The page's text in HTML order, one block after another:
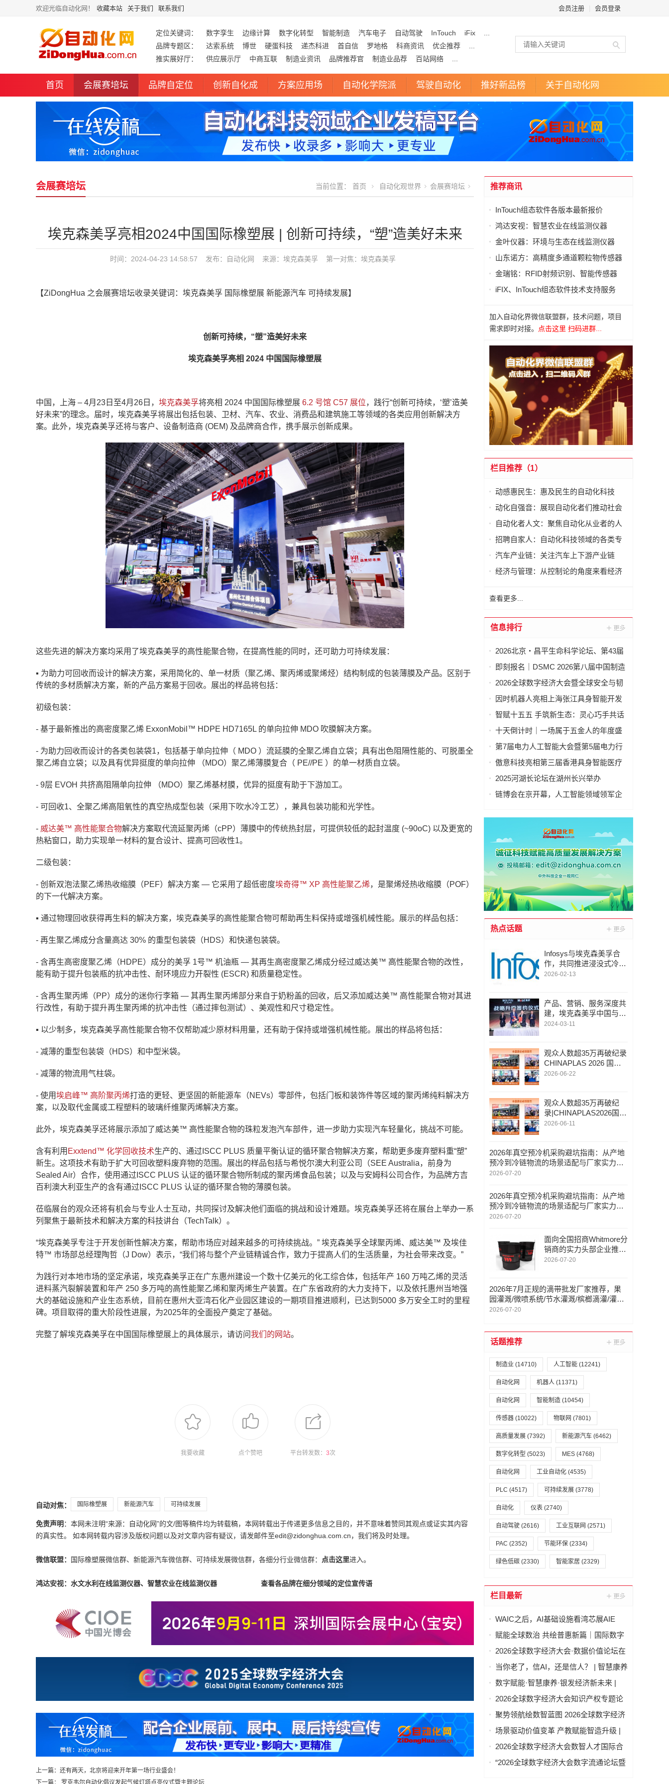
欢迎光临自动化网！ 收藏本站 关于我们 联系我们 会员注册 会员登录
定位关键词： 数字孪生 边缘计算 数字化转型 智能制造 汽车电子 自动驾驶 InTouch iFix
品牌专题区：
达索系统 博世 硬蛋科技 递杰科进 首自信 罗地格 科商资讯 优企推荐
推实展好厅：
供应展示厅 中商互联 制造业资讯 品牌推荐官 制造业品荐 百站网络
首页 会展赛培坛 品牌自定位 创新自化成 方案应用场 自动化学院派 驾驶自动化 推好新品榜 关于自动化网
会展赛培坛 当前位置： 首页 自动化观世界 会展赛培坛
埃克森美孚亮相2024中国国际橡塑展 | 创新可持续，“塑”造美好未来
时间：2024-04-23 14:58:57 发布： 自动化网 来源：埃克森美孚 第一对焦： 埃克森美孚
【ZiDongHua 之会展赛培坛收录关键词：埃克森美孚 国际橡塑展 新能源汽车 可持续发展】
创新可持续，“塑”造美好未来
埃克森美孚亮相 2024 中国国际橡塑展
中国，上海 – 4月23日至4月26日， 埃克森美孚将亮相 2024 中国国际橡塑展 6.2 号馆 C57 展位，践行“创新可持续，‘塑’造美
好未来”的理念。届时，埃克森美孚将展出包括包装、卫材、汽车、农业、消费品和建筑施工等领域的各类应用创新解决方
案。此外，埃克森美孚还将与客户、设备制造商 (OEM) 及品牌商合作，携手展示创新成果。
这些先进的解决方案均采用了埃克森美孚的高性能聚合物，在提高性能的同时，还可助力可持续发展：
▪ 为助力可回收而设计的解决方案，采用简化的、单一材质（聚乙烯、聚丙烯或聚烯烃）结构制成的包装薄膜及产品。区别于
传统的多材质解决方案，新的产品方案易于回收。展出的样品将包括：
初级包装：
- 基于最新推出的高密度聚乙烯 ExxonMobil™ HDPE HD7165L 的单向拉伸 MDO 吹膜解决方案。
- 为助力回收而设计的各类包装袋1，包括基于单向拉伸（ MDO ）流延膜的全聚乙烯自立袋；具有出色阻隔性能的、可脱墨全
聚乙烯自立袋；以及具有优异挺度的单向拉伸 （MDO）聚乙烯薄膜复合（ PE//PE ）的单一材质自立袋。
- 9层 EVOH 共挤高阻隔单向拉伸 （MDO）聚乙烯基材膜，优异的挺度有助于下游加工。
- 可回收1、全聚乙烯高阻氧性的真空热成型包装（采用下吹水冷工艺），兼具包装功能和光学性。
- 威达美™ 高性能聚合物解决方案取代流延聚丙烯（cPP）薄膜中的传统热封层，可提供较低的起封温度 (~90oC) 以及更宽的
热粘窗口，助力实现单一材料的复合设计、提高可回收性1。
二级包装：
- 创新双泡法聚乙烯热收缩膜（PEF）解决方案 — 它采用了超低密度埃奇得™ XP 高性能聚乙烯，是聚烯烃热收缩膜（POF）
的下一代解决方案。
▪ 通过物理回收获得再生料的解决方案，埃克森美孚的高性能聚合物可帮助再生料保持或增强机械性能。展示的样品包括：
- 再生聚乙烯成分含量高达 30% 的重型包装袋（HDS）和快递包装袋。
- 含再生高密度聚乙烯（HDPE）成分的美孚 1号™ 机油瓶 — 其再生高密度聚乙烯成分经过威达美™ 高性能聚合物的改性，
能有助于提升包装瓶的抗冲击性、耐环境应力开裂性 (ESCR) 和质量稳定性。
- 含再生聚丙烯（PP）成分的迷你行李箱 — 其再生聚丙烯部分来自于奶粉盖的回收，后又添加威达美™ 高性能聚合物对其进
行改性，有助于提升再生聚丙烯的抗冲击性（通过摔包测试）、美观性和尺寸稳定性。
▪ 以少制多，埃克森美孚高性能聚合物不仅帮助减少原材料用量，还有助于保持或增强机械性能。展出的样品将包括：
- 减薄的重型包装袋（HDS）和中型米袋。
- 减薄的物流用气柱袋。
- 使用埃启峰™ 高阶聚丙烯打造的更轻、更坚固的新能源车（NEVs）零部件，包括门板和装饰件等区域的聚丙烯纯料解决方
案，以及取代金属或工程塑料的玻璃纤维聚丙烯解决方案。
此外，埃克森美孚还将展示添加了威达美™ 高性能聚合物的珠粒发泡汽车部件，进一步助力实现汽车轻量化，挑战不可能。
含有利用 Exxtend™ 化学回收技术生产的、通过ISCC PLUS 质量平衡认证的循环聚合物解决方案，帮助更多废弃塑料重“塑”
新生。这项技术有助于扩大可回收塑料废弃物的范围。展出的样品包括与希悦尔澳大利亚公司（SEE Australia，前身为
Sealed Air）合作，使用通过ISCC PLUS 认证的循环聚合物所制成的聚丙烯食品包装；以及与安姆科公司合作，为品牌方吉
百利澳大利亚生产的含有通过ISCC PLUS 认证的循环聚合物的薄膜包装。
莅临展台的观众还将有机会与专业人士互动，共同探讨及解决他们面临的挑战和设计难题。埃克森美孚还将在展台上举办一系
列聚焦于最新技术和解决方案的科技讲台（TechTalk）。
“埃克森美孚专注于开发创新性解决方案，帮助市场应对越来越多的可持续挑战。” 埃克森美孚全球聚丙烯、威达美™ 及埃佳
特™ 市场部总经理陶哲（J Dow）表示，“我们将与整个产业链精诚合作，致力于提高人们的生活质量，为社会带来改变。”
为践行对本地市场的坚定承诺，埃克森美孚正在广东惠州建设一个数十亿美元的化工综合体，包括年产 160 万吨乙烯的灵活
进料蒸汽裂解装置和年产 250 多万吨的高性能聚乙烯和聚丙烯生产装置。在广东省政府的大力支持下，以及依托惠州当地强
大的基础设施和产业生态系统，目前在惠州大亚湾石化产业园区建设的一期项目推进顺利，已达到5000 多万安全工时的里程
碑。项目取得的重大阶段性进展，为2025年的全面投产奠定了基础。
完整了解埃克森美孚在中国国际橡塑展上的具体展示，请访问我们的网站。
我要收藏 点个赞吧 平台转发数： 3次
自动对焦： 国际橡塑展 新能源汽车 可持续发展
免责声明 ：本网未注明“来源：自动化网”的文/图等稿件均为转载稿，本网转载出于传递更多信息之目的，并不意味着赞同其观点或证实其内容
的真实性。 如本网转载内容涉及版权问题以及对文章内容有疑议，请发邮件至edit@zidonghua.com.cn，我们将及时处理。
微信联盟： 国际橡塑展微信群、新能源汽车微信群、可持续发展微信群，各细分行业微信群： 点击这里进入。
鸿达安视：水文水利在线监测仪器、智慧农业在线监测仪器 查看各品牌在细分领域的定位宣传语
上一篇： 还有两天，北京将迎来开年第一场行业盛会！
下一篇： 罗克韦尔自动化倡议发起气候灯塔点亮仪式暨主题论坛
推荐商讯
InTouch组态软件各版本最新报价
鸿达安视：智慧农业在线监测仪器
金叶仪器：环境与生态在线监测仪器
山东诺方：高精度多通道颗粒物传感器
金瑞铭：RFID射频识别、智能传感器
iFIX、InTouch组态软件技术支持服务
加入自动化界微信联盟群，技术问题，项目
需求即时对接。
点击这里 扫码进群...
栏目推荐（1）
动感惠民生：惠及民生的自动化科技
动化自强音：展现自动化者们推动社会
进步发出的响亮声音
自动化者人文：聚焦自动化从业者的人
文思考
招聘自家人：自动化科技领域的各类专
家及人才需求资讯
汽车产业链：关注汽车上下游产业链
经济与管理：从控制论的角度来看经济
查看更多...
信息排行
2026北京・昌平生命科学论坛、第43届
全国医药工业信息年会在京开幕
即刻报名｜DSMC 2026第八届中国制造
业&新能源数智峰会全新启程！
2026全球数字经济大会暨全球安全与韧
性经济AI论坛在京隆重召开
因时机器人亮相上海张江具身智能开发
者大会
智赋十五五 手筑新生态：灵心巧手共话
具身智能新基建
十天倒计时｜一场属于五金人的年度盛
会，即将启幕！
第7届电力人工智能大会暨第5届电力行
业数字化转型大会，10月相约杭州！
傲意科技亮相第三届香港具身智能医疗
科技论坛，共同探讨医疗科技企业出海
2025河湖长论坛在湖州长兴举办
链博会在京开幕，人工智能领域领军企
热点话题
Infosys与埃克森美孚合
作，共同推进浸没式冷却
技术，助力可持续人工智
2026-02-13
产品、营销、服务深度共
建，埃克森美孚中国与京
东汽车战略合作再升级
2024-03-11
观众人数超35万再破纪录
CHINAPLAS 2026 国际
橡塑展圆满收官
2026-06-22
观众人数超35万再破纪
录|CHINAPLAS2026国际
橡塑展圆满收官
2026-06-11
2026年真空预冷机采购避坑指南：从产地
预冷到冷链物流的场景适配与厂家实力解
析——广东酷德速创新科技有限公司
2026-07-20
2026年真空预冷机采购避坑指南：从产地
预冷到冷链物流的场景适配与厂家实力解
析——广东酷德速创新科技有限公司
2026-07-20
面向全国招商Whitmore分
销商的实力头部企业推
荐？可远程技术支持
2026-07-20
2026年7月正规的滴带批发厂家推荐，果
园灌溉/微喷系统/节水灌溉/槟榔滴灌/灌溉/
榴莲智能灌溉，滴带公司哪家好
2026-07-20
话题推荐
制造业 (14710) 人工智能 (12241)
自动化网 机器人 (11371)
自动化网 智能制造 (10454)
传感器 (10022) 物联网 (7801)
高质量发展 (7392) 新能源汽车 (6462)
数字化转型 (5023) MES (4768)
自动化网 工业自动化 (4535)
PLC (4517) 可持续发展 (3778)
自动化 仪表 (2740)
自动驾驶 (2616) 工业互联网 (2571)
PAC (2352) 节能环保 (2334)
绿色低碳 (2330) 智能家居 (2329)
栏目最新
WAIC之后，AI基础设施看湾芯展AIE
赋能全球数治 共绘普惠新篇｜国际数字
经济治理与领军人才能力建设项目（第
2026全球数字经济大会·数据价值论坛在
北京隆重举行
当你老了，信AI，还是信人？ | 智慧康养
论坛上，这个问题激辩了数个小时
数字赋能·智慧康养·银发经济新未来 |
2026全球数字经济大会—智慧康养产业
2026全球数字经济大会知识产权专题论
坛 “知识产权赋能新质生产力发展” 成功
聚势领航绘数智蓝图 2026全球数字经济
大会物联网与智慧城市专题论坛成功举
场景驱动价值变革 产教赋能智造升级 |
2026全球数字经济大会AI+制造场景落地
2026全球数字经济大会数智人才国际合
作论坛在京举办
“2026全球数字经济大会数字流通论坛暨